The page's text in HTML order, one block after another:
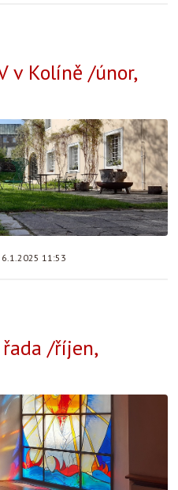
v Kolíně /únor,
6.1.2025 11:53
/říjen,